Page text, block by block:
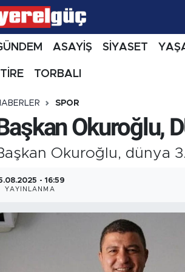
ASAYİŞ SİYASET
TİRE TORBALI
SPOR
Okuroğlu,
Okuroğlu, dünya
- 16:59
YAYINLANMA